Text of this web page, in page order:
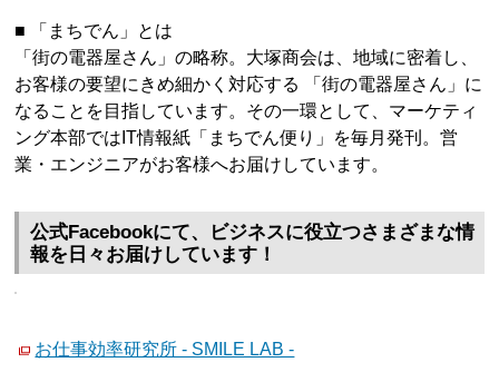
■ 「まちでん」とは
「街の電器屋さん」の略称。大塚商会は、地域に密着し、
お客様の要望にきめ細かく対応する 「街の電器屋さん」に
なることを目指しています。その一環として、マーケティ
ング本部ではIT情報紙「まちでん便り」を毎月発刊。営
業・エンジニアがお客様へお届けしています。
公式Facebookにて、ビジネスに役立つさまざまな情
報を日々お届けしています！
お仕事効率研究所 - SMILE LAB -